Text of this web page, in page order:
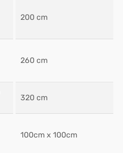
200 cm
260 cm
320 cm
100cm x 100cm